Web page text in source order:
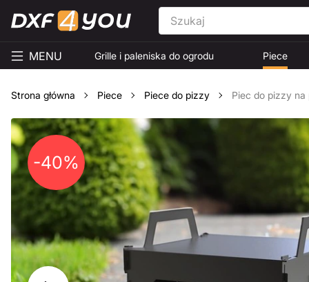
MENU Grille i paleniska do ogrodu Piece
Strona główna Piece Piece do pizzy Piec do pizzy na
-40%